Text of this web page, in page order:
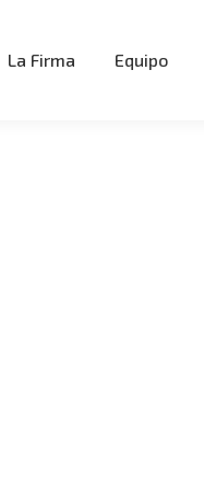
La Firma Equipo